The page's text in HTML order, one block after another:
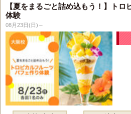
【夏をまるごと詰め込もう！】トロ
体験
08月23日(日)～